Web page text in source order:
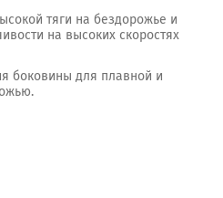
тяги на бездорожье и
на высоких скоростях
боковины для плавной и